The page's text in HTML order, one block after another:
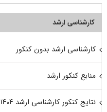
کارشناسی ارشد
کارشناسی ارشد بدون کنکور
منابع کنکور ارشد
نتایج کنکور کارشناسی ارشد ۱۴۰۴